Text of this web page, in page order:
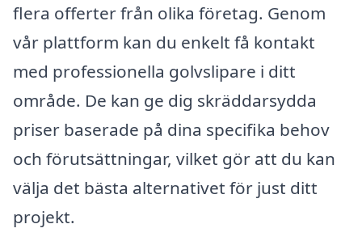
flera offerter från olika företag. Genom
vår plattform kan du enkelt få kontakt
med professionella golvslipare i ditt
område. De kan ge dig skräddarsydda
priser baserade på dina specifika behov
och förutsättningar, vilket gör att du kan
välja det bästa alternativet för just ditt
projekt.